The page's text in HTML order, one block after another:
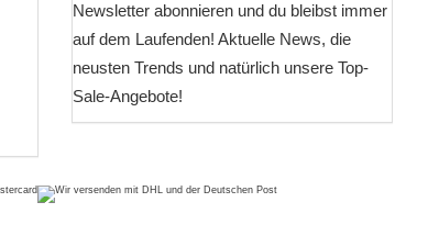
Newsletter abonnieren und du bleibst immer
auf dem Laufenden! Aktuelle News, die
neusten Trends und natürlich unsere Top-
Sale-Angebote!